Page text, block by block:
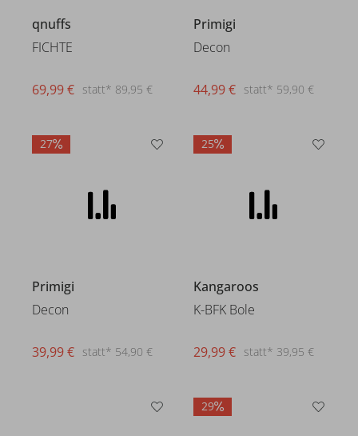
qnuffs
FICHTE
statt* 89,95 €
69,99 €
Primigi
Decon
statt* 59,90 €
44,99 €
27
Primigi
Decon
statt* 54,90 €
39,99 €
25
Kangaroos
K-BFK Bole
statt* 39,95 €
29,99 €
29